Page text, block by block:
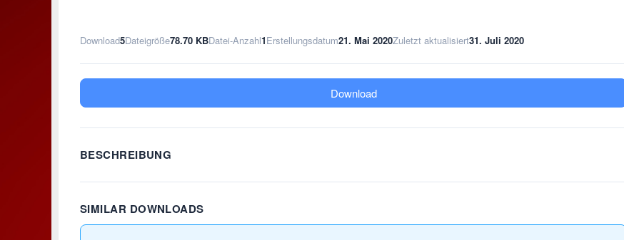
Download5Dateigröße78.70 KBDatei-Anzahl1Erstellungsdatum21. Mai 2020Zuletzt aktualisiert31. Juli 2020
Download
BESCHREIBUNG
SIMILAR DOWNLOADS